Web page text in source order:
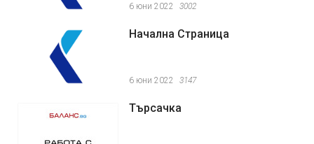
6 юни 2022 3002
Начална Страница
6 юни 2022 3147
Търсачка